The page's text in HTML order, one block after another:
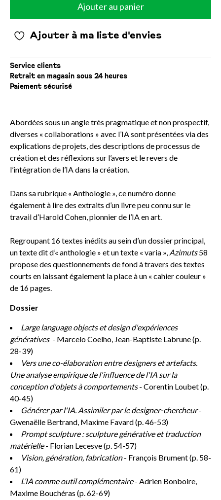
Ajouter au panier
Ajouter à ma liste d'envies
Service clients
Retrait en magasin sous 24 heures
Paiement sécurisé
Abordées sous un angle très pragmatique et non prospectif,
diverses « collaborations » avec l’IA sont présentées via des
explications de projets, des descriptions de processus de
création et des réflexions sur l’avers et le revers de
l’intégration de l’IA dans la création.
Dans sa rubrique « Anthologie », ce numéro donne
également à lire des extraits d’un livre peu connu sur le
travail d’Harold Cohen, pionnier de l’IA en art.
Regroupant 16 textes inédits au sein d’un dossier principal,
un texte dit d’« anthologie » et un texte « varia », Azimuts58
propose des questionnements de fond à travers des textes
courts en laissant également la place à un « cahier couleur »
de 16 pages.
Dossier
Large language objects et design d'expériences
génératives- Marcelo Coelho, Jean-Baptiste Labrune (p.
28-39)
Vers une co-élaboration entre designers et artefacts.
Une analyse empirique de l'influence de l'IA sur la
conception d'objets à comportements- Corentin Loubet (p.
40-45)
Générer par l'IA. Assimiler par le designer-chercheur-
Gwenaëlle Bertrand, Maxime Favard (p. 46-53)
Prompt sculpture : sculpture générative et traduction
matérielle- Florian Lecesve (p. 54-57)
Vision, génération, fabrication- François Brument (p. 58-
61)
L’IA comme outil complémentaire- Adrien Bonboire,
Maxime Bouchéras (p. 62-69)